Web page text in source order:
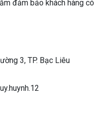
đảm bảo khách hàng có
3, TP. Bạc Liêu